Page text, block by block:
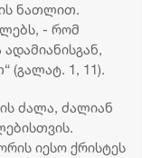
ნათლით.
- რომ
(გალატ. 1, 11).
ძალა, ძალიან
იესო ქრისტეს